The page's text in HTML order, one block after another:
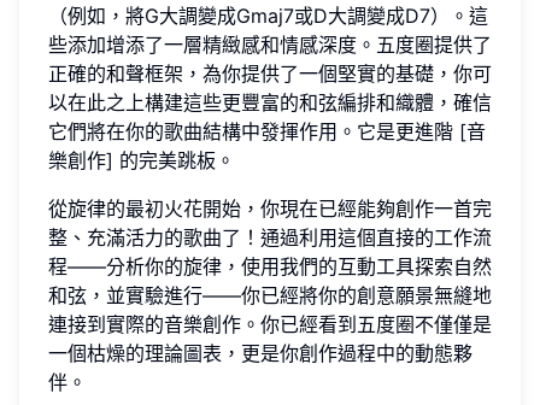
（例如，將G大調變成Gmaj7或D大調變成D7）。這
些添加增添了一層精緻感和情感深度。五度圈提供了
正確的和聲框架，為你提供了一個堅實的基礎，你可
以在此之上構建這些更豐富的和弦編排和織體，確信
它們將在你的歌曲結構中發揮作用。它是更進階 [音
樂創作] 的完美跳板。
從旋律的最初火花開始，你現在已經能夠創作一首完
整、充滿活力的歌曲了！通過利用這個直接的工作流
程——分析你的旋律，使用我們的互動工具探索自然
和弦，並實驗進行——你已經將你的創意願景無縫地
連接到實際的音樂創作。你已經看到五度圈不僅僅是
一個枯燥的理論圖表，更是你創作過程中的動態夥
伴。